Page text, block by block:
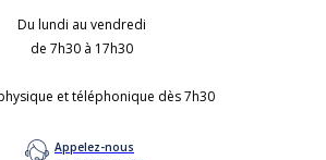
Du lundi au vendredi
de 7h30 à 17h30
et téléphonique dès 7h30
Appelez-nous